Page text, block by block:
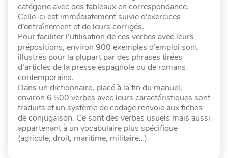
catégorie avec des tableaux en correspondance.
Celle-ci est immédiatement suivie d’exercices
d’entraînement et de leurs corrigés.
Pour faciliter l’utilisation de ces verbes avec leurs
prépositions, environ 900 exemples d’emploi sont
illustrés pour la plupart par des phrases tirées
d’articles de la presse espagnole ou de romans
contemporains.
Dans un dictionnaire, placé à la fin du manuel,
environ 6 500 verbes avec leurs caractéristiques sont
traduits et un système de codage renvoie aux fiches
de conjugaison. Ce sont des verbes usuels mais aussi
appartenant à un vocabulaire plus spécifique
(agricole, droit, maritime, militaire…).